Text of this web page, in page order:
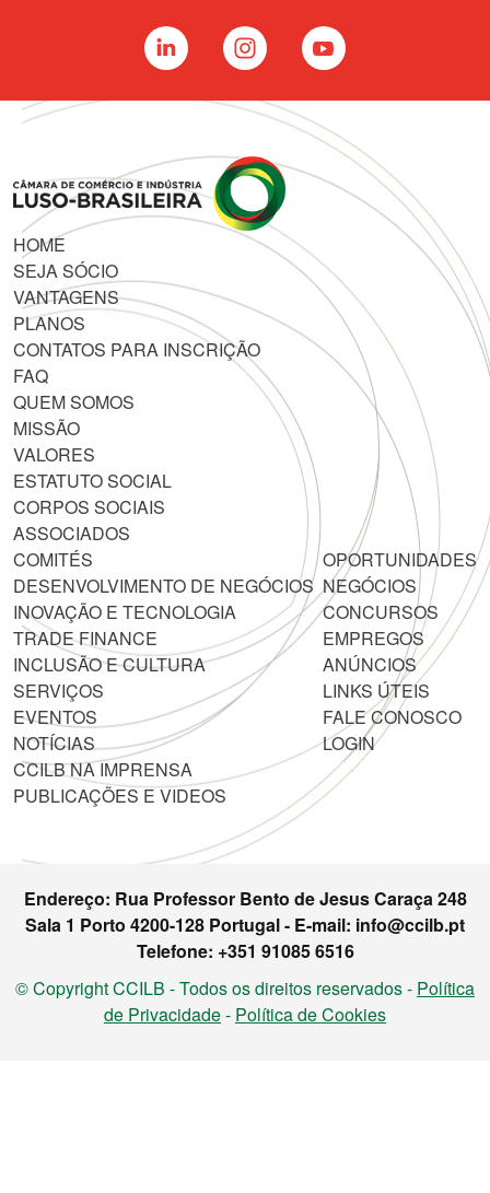
HOME
SEJA SÓCIO
VANTAGENS
PLANOS
CONTATOS PARA INSCRIÇÃO
FAQ
QUEM SOMOS
MISSÃO
VALORES
ESTATUTO SOCIAL
CORPOS SOCIAIS
ASSOCIADOS
COMITÉS
DESENVOLVIMENTO DE NEGÓCIOS
INOVAÇÃO E TECNOLOGIA
TRADE FINANCE
INCLUSÃO E CULTURA
SERVIÇOS
EVENTOS
NOTÍCIAS
CCILB NA IMPRENSA
PUBLICAÇÕES E VIDEOS
OPORTUNIDADES
NEGÓCIOS
CONCURSOS
EMPREGOS
ANÚNCIOS
LINKS ÚTEIS
FALE CONOSCO
LOGIN
Endereço: Rua Professor Bento de Jesus Caraça 248
Sala 1 Porto 4200-128 Portugal - E-mail: info@ccilb.pt
Telefone: +351 91085 6516
© Copyright CCILB - Todos os direitos reservados - Política
de Privacidade- Política de Cookies